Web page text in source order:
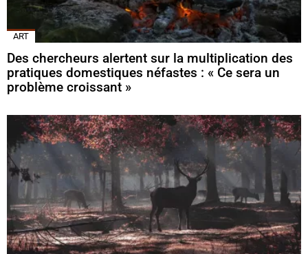
ART
Des chercheurs alertent sur la multiplication des
pratiques domestiques néfastes : « Ce sera un
problème croissant »